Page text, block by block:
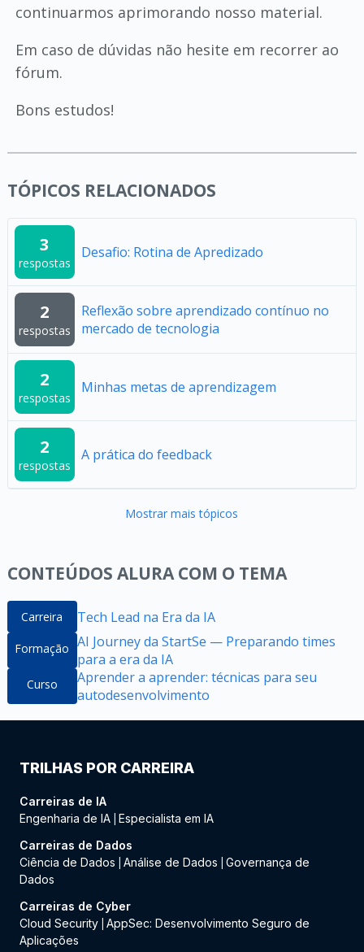
continuarmos aprimorando nosso material.
Em caso de dúvidas não hesite em recorrer ao
fórum.
Bons estudos!
TÓPICOS RELACIONADOS
3
respostas
Desafio: Rotina de Apredizado
2
respostas
Reflexão sobre aprendizado contínuo no
mercado de tecnologia
2
respostas
Minhas metas de aprendizagem
2
respostas
A prática do feedback
Mostrar mais tópicos
CONTEÚDOS ALURA COM O TEMA
Carreira Tech Lead na Era da IA
Formação AI Journey da StartSe — Preparando times
para a era da IA
Curso
Aprender a aprender: técnicas para seu
autodesenvolvimento
TRILHAS POR CARREIRA
Carreiras de IA
Engenharia de IA Especialista em IA
Carreiras de Dados
Ciência de Dados
Análise de Dados
Governança de
Dados
Carreiras de Cyber
Cloud Security AppSec: Desenvolvimento Seguro de
Aplicações